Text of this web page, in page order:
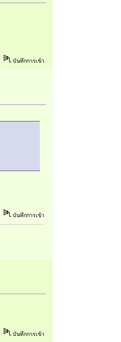
บันทึกการเข้า
บันทึกการเข้า
บันทึกการเข้า